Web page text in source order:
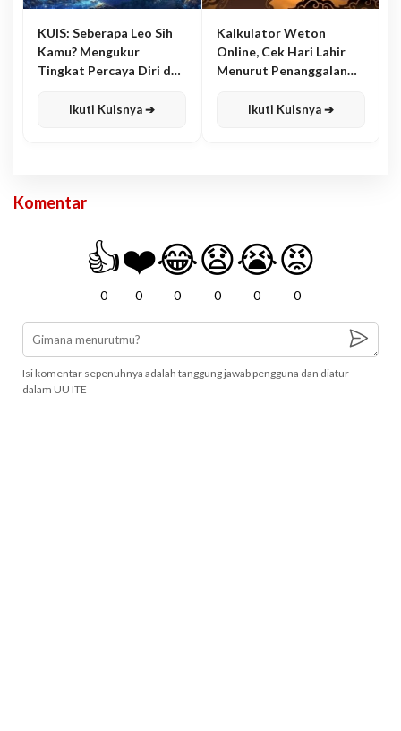
KUIS: Seberapa Leo Sih
Kamu? Mengukur
Tingkat Percaya Diri dan
Ikuti Kuisnya ➔
Kalkulator Weton
Online, Cek Hari Lahir
Menurut Penanggalan
Ikuti Kuisnya ➔
Komentar
👍
0
❤️
0
😂
0
😧
0
😭
0
😡
0
Isi komentar sepenuhnya adalah tanggung jawab pengguna dan diatur
dalam UU ITE